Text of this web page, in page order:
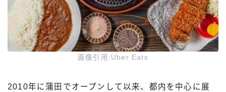
画像引用:Uber Eats
2010年に蒲田でオープンして以来、都内を中心に展